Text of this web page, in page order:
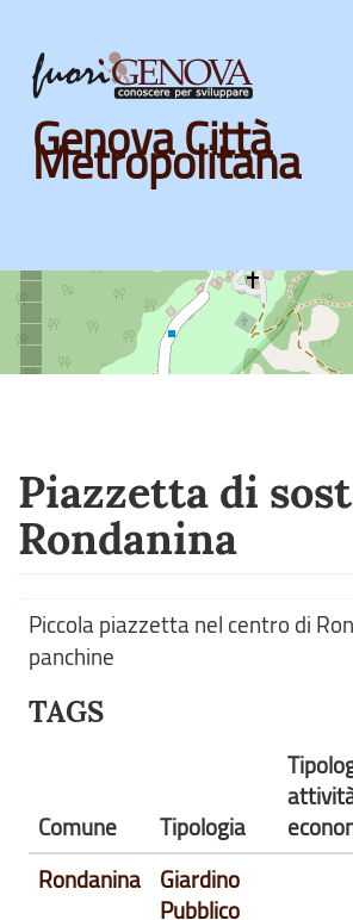
Skip
main
content
Genova Città
Metropolitana
Piazzetta di
Rondanina
Piccola piazzetta nel centro di
panchine
TAGS
Comune Tipologia
Rondanina
Giardino
Pubblico